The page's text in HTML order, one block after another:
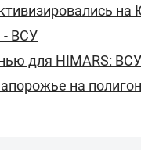
на
- ВСУ
для HIMARS:
на